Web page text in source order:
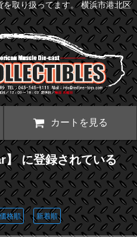
取り扱ってます。 横浜市港北区
カートを見る
】 に登録されている
価格順 新着順